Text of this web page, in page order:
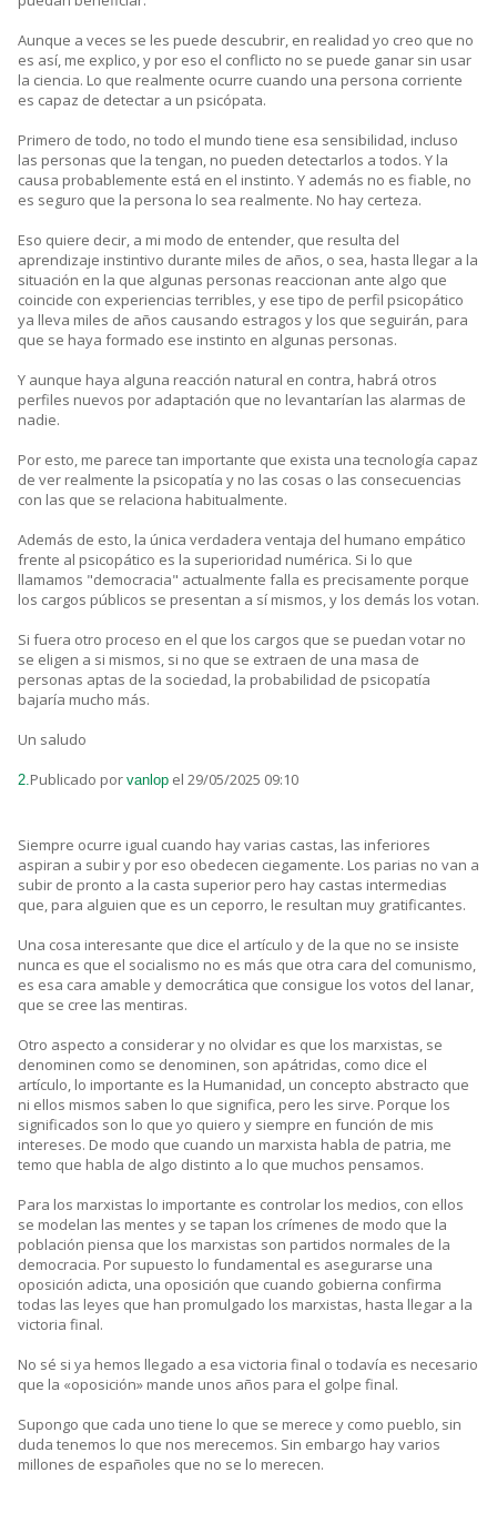
Aunque a veces se les puede descubrir, en realidad yo creo que no
es así, me explico, y por eso el conflicto no se puede ganar sin usar
la ciencia. Lo que realmente ocurre cuando una persona corriente
es capaz de detectar a un psicópata.
Primero de todo, no todo el mundo tiene esa sensibilidad, incluso
las personas que la tengan, no pueden detectarlos a todos. Y la
causa probablemente está en el instinto. Y además no es fiable, no
es seguro que la persona lo sea realmente. No hay certeza.
Eso quiere decir, a mi modo de entender, que resulta del
aprendizaje instintivo durante miles de años, o sea, hasta llegar a la
situación en la que algunas personas reaccionan ante algo que
coincide con experiencias terribles, y ese tipo de perfil psicopático
ya lleva miles de años causando estragos y los que seguirán, para
que se haya formado ese instinto en algunas personas.
Y aunque haya alguna reacción natural en contra, habrá otros
perfiles nuevos por adaptación que no levantarían las alarmas de
nadie.
Por esto, me parece tan importante que exista una tecnología capaz
de ver realmente la psicopatía y no las cosas o las consecuencias
con las que se relaciona habitualmente.
Además de esto, la única verdadera ventaja del humano empático
frente al psicopático es la superioridad numérica. Si lo que
llamamos "democracia" actualmente falla es precisamente porque
los cargos públicos se presentan a sí mismos, y los demás los votan.
Si fuera otro proceso en el que los cargos que se puedan votar no
se eligen a si mismos, si no que se extraen de una masa de
personas aptas de la sociedad, la probabilidad de psicopatía
bajaría mucho más.
Un saludo
2.Publicado por vanlop el 29/05/2025 09:10
Siempre ocurre igual cuando hay varias castas, las inferiores
aspiran a subir y por eso obedecen ciegamente. Los parias no van a
subir de pronto a la casta superior pero hay castas intermedias
que, para alguien que es un ceporro, le resultan muy gratificantes.
Una cosa interesante que dice el artículo y de la que no se insiste
nunca es que el socialismo no es más que otra cara del comunismo,
es esa cara amable y democrática que consigue los votos del lanar,
que se cree las mentiras.
Otro aspecto a considerar y no olvidar es que los marxistas, se
denominen como se denominen, son apátridas, como dice el
artículo, lo importante es la Humanidad, un concepto abstracto que
ni ellos mismos saben lo que significa, pero les sirve. Porque los
significados son lo que yo quiero y siempre en función de mis
intereses. De modo que cuando un marxista habla de patria, me
temo que habla de algo distinto a lo que muchos pensamos.
Para los marxistas lo importante es controlar los medios, con ellos
se modelan las mentes y se tapan los crímenes de modo que la
población piensa que los marxistas son partidos normales de la
democracia. Por supuesto lo fundamental es asegurarse una
oposición adicta, una oposición que cuando gobierna confirma
todas las leyes que han promulgado los marxistas, hasta llegar a la
victoria final.
No sé si ya hemos llegado a esa victoria final o todavía es necesario
que la «oposición» mande unos años para el golpe final.
Supongo que cada uno tiene lo que se merece y como pueblo, sin
duda tenemos lo que nos merecemos. Sin embargo hay varios
millones de españoles que no se lo merecen.